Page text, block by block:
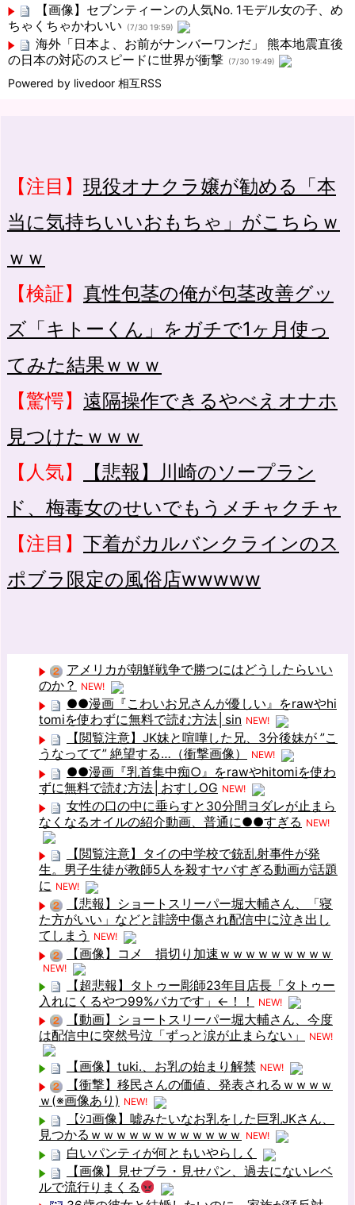
【画像】セブンティーンの人気No. 1モデル女の子、め
ちゃくちゃかわいい
(7/30 19:59)
海外「日本よ、お前がナンバーワンだ」 熊本地震直後
の日本の対応のスピードに世界が衝撃 (7/30 19:49)
Powered by livedoor 相互RSS
【注目】 現役オナクラ嬢が勧める「本
当に気持ちいいおもちゃ」がこちらｗ
ｗｗ
【検証】 真性包茎の俺が包茎改善グッ
ズ「キトーくん」をガチで1ヶ月使っ
てみた結果ｗｗｗ
【驚愕】 遠隔操作できるやべえオナホ
見つけたｗｗｗ
【人気】
【悲報】川崎のソープラン
ド、梅毒女のせいでもうメチャクチャ
【注目】 下着がカルバンクラインのス
ポブラ限定の風俗店wwwww
アメリカが朝鮮戦争で勝つにはどうしたらいい
のか？
NEW!
●●漫画『こわいお兄さんが優しい』をrawやhi
tomiを使わずに無料で読む方法│sin NEW!
【閲覧注意】JK妹と喧嘩した兄、3分後妹が ”こ
うなってて” 絶望する…（衝撃画像）
NEW!
●●漫画『乳首集中痴○』をrawやhitomiを使わ
ずに無料で読む方法│おすしOG NEW!
女性の口の中に垂らすと30分間ヨダレが止まら
なくなるオイルの紹介動画、普通に●●すぎる NEW!
【閲覧注意】タイの中学校で銃乱射事件が発
生。男子生徒が教師5人を殺すヤバすぎる動画が話題
に NEW!
【悲報】ショートスリーパー堀大輔さん、「寝
た方がいい」などと誹謗中傷され配信中に泣き出し
てしまう
NEW!
【画像】コメ 損切り加速ｗｗｗｗｗｗｗｗｗ
NEW!
【超悲報】タトゥー彫師23年目店長「タトゥー
入れにくるやつ99%バカです」←！！
NEW!
【動画】ショートスリーパー堀大輔さん、今度
は配信中に突然号泣「ずっと涙が止まらない」
NEW!
【画像】tuki.、お乳の始まり解禁 NEW!
【衝撃】移民さんの価値、発表されるｗｗｗｗ
ｗ(※画像あり) NEW!
【ｼｺ画像】嘘みたいなお乳をした巨乳JKさん、
見つかるｗｗｗｗｗｗｗｗｗｗｗｗ NEW!
白いパンティが何ともいやらしく
【画像】見せブラ・見せパン、過去にないレベ
ルで流行りまくる